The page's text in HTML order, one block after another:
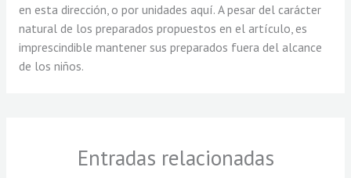
en esta dirección, o por unidades aquí. A pesar del carácter
natural de los preparados propuestos en el artículo, es
imprescindible mantener sus preparados fuera del alcance
de los niños.
Entradas relacionadas